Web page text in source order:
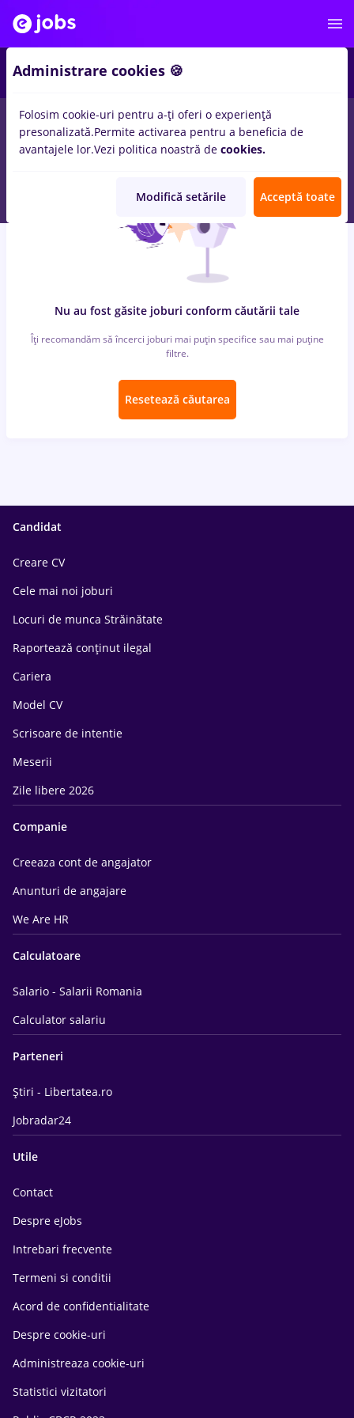
locuri de muncacu salarii studii medii, Full time
StrainatatepentruStudentinConstructii / Instalatii
Nu au fost găsite joburi conform căutării tale
Îți recomandăm să încerci joburi mai puțin specifice sau mai puține
filtre.
Resetează căutarea
Candidat
Creare CV
Cele mai noi joburi
Locuri de munca Străinătate
Raportează conținut ilegal
Cariera
Model CV
Scrisoare de intentie
Meserii
Zile libere 2026
Companie
Creeaza cont de angajator
Anunturi de angajare
We Are HR
Calculatoare
Salario - Salarii Romania
Calculator salariu
Parteneri
Știri - Libertatea.ro
Jobradar24
Utile
Contact
Despre eJobs
Intrebari frecvente
Termeni si conditii
Acord de confidentialitate
Despre cookie-uri
Administreaza cookie-uri
Statistici vizitatori
Administrare cookies 🍪
Folosim cookie-uri pentru a-ți oferi o experiență
presonalizată.Permite activarea pentru a beneficia de
avantajele lor.Vezi politica noastră de cookies.
Modifică setările Acceptă toate